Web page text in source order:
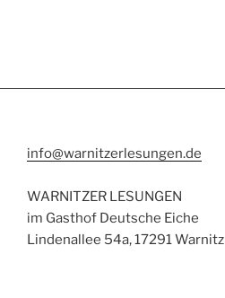
info@warnitzerlesungen.de
WARNITZER LESUNGEN
im Gasthof Deutsche Eiche
Lindenallee 54a, 17291 Warnitz